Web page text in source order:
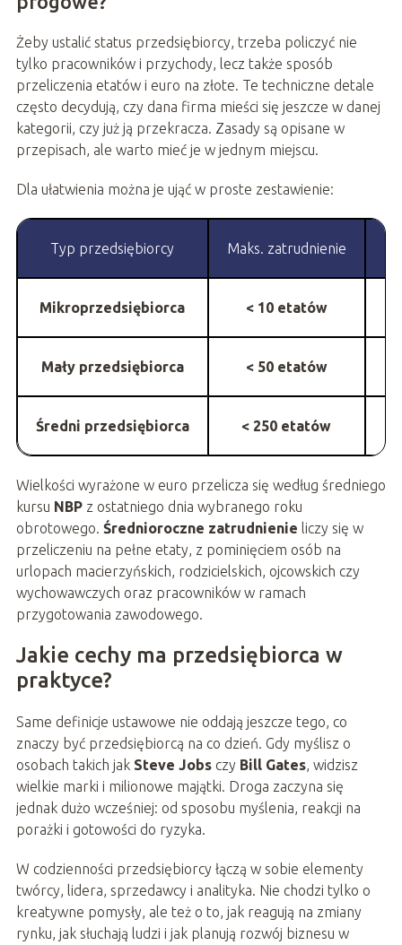
Żeby ustalić status przedsiębiorcy, trzeba policzyć nie
tylko pracowników i przychody, lecz także sposób
przeliczenia etatów i euro na złote. Te techniczne detale
często decydują, czy dana firma mieści się jeszcze w danej
kategorii, czy już ją przekracza. Zasady są opisane w
przepisach, ale warto mieć je w jednym miejscu.
Dla ułatwienia można je ująć w proste zestawienie:
Typ przedsiębiorcy Maks. zatrudnienie
Mikroprzedsiębiorca < 10 etatów
Mały przedsiębiorca < 50 etatów
Średni przedsiębiorca < 250 etatów
Wielkości wyrażone w euro przelicza się według średniego
kursu NBPz ostatniego dnia wybranego roku
obrotowego. Średnioroczne zatrudnienie liczy się w
przeliczeniu na pełne etaty, z pominięciem osób na
urlopach macierzyńskich, rodzicielskich, ojcowskich czy
wychowawczych oraz pracowników w ramach
przygotowania zawodowego.
Jakie cechy ma przedsiębiorca w
praktyce?
Same definicje ustawowe nie oddają jeszcze tego, co
znaczy być przedsiębiorcą na co dzień. Gdy myślisz o
osobach takich jak Steve Jobsczy Bill Gates, widzisz
wielkie marki i milionowe majątki. Droga zaczyna się
jednak dużo wcześniej: od sposobu myślenia, reakcji na
porażki i gotowości do ryzyka.
W codzienności przedsiębiorcy łączą w sobie elementy
twórcy, lidera, sprzedawcy i analityka. Nie chodzi tylko o
kreatywne pomysły, ale też o to, jak reagują na zmiany
rynku, jak słuchają ludzi i jak planują rozwój biznesu w